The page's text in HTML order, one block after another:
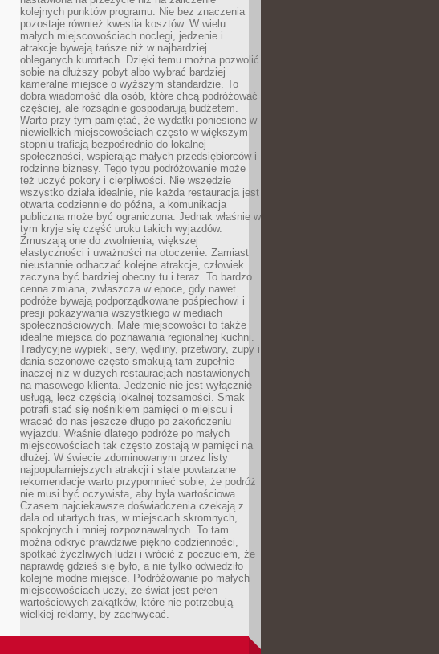
kolejnych punktów programu. Nie bez znaczenia
pozostaje również kwestia kosztów. W wielu
małych miejscowościach noclegi, jedzenie i
atrakcje bywają tańsze niż w najbardziej
obleganych kurortach. Dzięki temu można pozwolić
sobie na dłuższy pobyt albo wybrać bardziej
kameralne miejsce o wyższym standardzie. To
dobra wiadomość dla osób, które chcą podróżować
częściej, ale rozsądnie gospodarują budżetem.
Warto przy tym pamiętać, że wydatki poniesione w
niewielkich miejscowościach często w większym
stopniu trafiają bezpośrednio do lokalnej
społeczności, wspierając małych przedsiębiorców i
rodzinne biznesy. Tego typu podróżowanie może
też uczyć pokory i cierpliwości. Nie wszędzie
wszystko działa idealnie, nie każda restauracja jest
otwarta codziennie do późna, a komunikacja
publiczna może być ograniczona. Jednak właśnie w
tym kryje się część uroku takich wyjazdów.
Zmuszają one do zwolnienia, większej
elastyczności i uważności na otoczenie. Zamiast
nieustannie odhaczać kolejne atrakcje, człowiek
zaczyna być bardziej obecny tu i teraz. To bardzo
cenna zmiana, zwłaszcza w epoce, gdy nawet
podróże bywają podporządkowane pośpiechowi i
presji pokazywania wszystkiego w mediach
społecznościowych. Małe miejscowości to także
idealne miejsca do poznawania regionalnej kuchni.
Tradycyjne wypieki, sery, wędliny, przetwory, zupy i
dania sezonowe często smakują tam zupełnie
inaczej niż w dużych restauracjach nastawionych
na masowego klienta. Jedzenie nie jest wyłącznie
usługą, lecz częścią lokalnej tożsamości. Smak
potrafi stać się nośnikiem pamięci o miejscu i
wracać do nas jeszcze długo po zakończeniu
wyjazdu. Właśnie dlatego podróże po małych
miejscowościach tak często zostają w pamięci na
dłużej. W świecie zdominowanym przez listy
najpopularniejszych atrakcji i stale powtarzane
rekomendacje warto przypomnieć sobie, że podróż
nie musi być oczywista, aby była wartościowa.
Czasem najciekawsze doświadczenia czekają z
dala od utartych tras, w miejscach skromnych,
spokojnych i mniej rozpoznawalnych. To tam
można odkryć prawdziwe piękno codzienności,
spotkać życzliwych ludzi i wrócić z poczuciem, że
naprawdę gdzieś się było, a nie tylko odwiedziło
kolejne modne miejsce. Podróżowanie po małych
miejscowościach uczy, że świat jest pełen
wartościowych zakątków, które nie potrzebują
wielkiej reklamy, by zachwycać.